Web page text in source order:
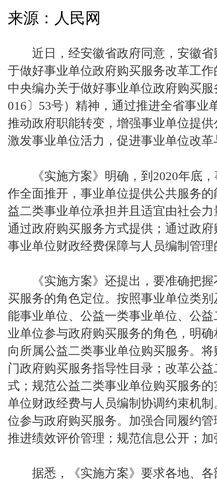
来源：人民网
近日，经安徽省政府同意，安徽省
于做好事业单位政府购买服务改革工
中央编办关于做好事业单位政府购买
016〕53号）精神，通过推进全省事业
推动政府职能转变，增强事业单位提
激发事业单位活力，促进事业单位改
《实施方案》明确，到2020年底，
作全面推开，事业单位提供公共服务
益二类事业单位承担并且适宜由社会
通过政府购买服务方式提供；通过政
事业单位财政经费保障与人员编制管
《实施方案》还提出，要准确把握
买服务的角色定位。按照事业单位类
能事业单位、公益一类事业单位、公
业单位参与政府购买服务的角色，明
向所属公益二类事业单位购买服务。
门政府购买服务指导性目录；改革公
式；规范公益二类事业单位购买服务
单位财政经费与人员编制协调约束机
位参与政府购买服务。加强合同履约
推进绩效评价管理；规范信息公开；
据悉，《实施方案》要求各地、各